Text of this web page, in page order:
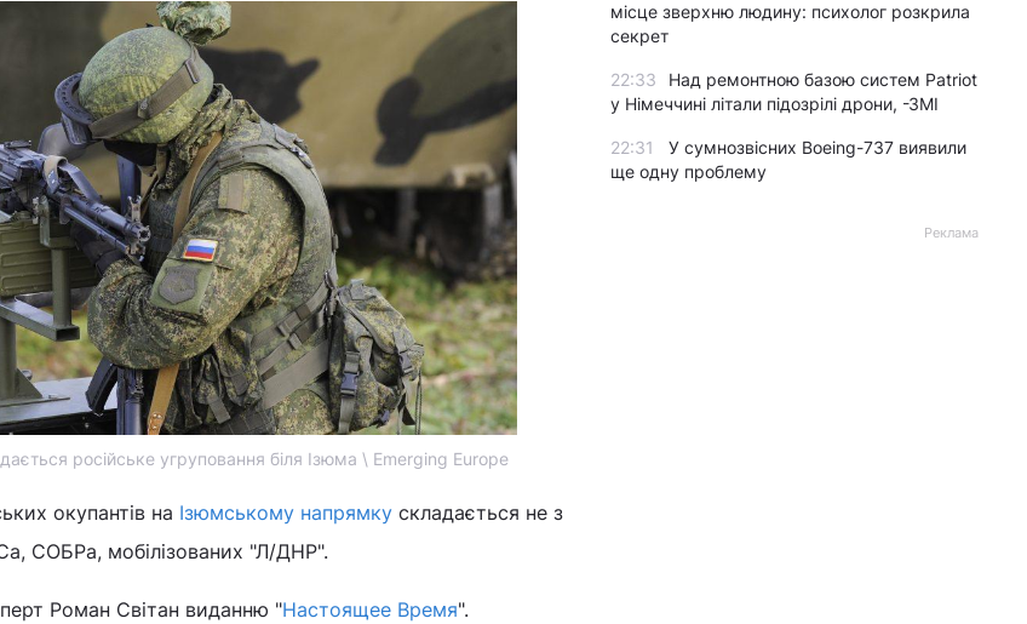
російське угруповання біля Ізюма \ Emerging Europe
окупантів на Ізюмському напрямку складається не з
СОБРа, мобілізованих "Л/ДНР".
Роман Світан виданню "Настоящее Время".
місце зверхню людину: психолог розкрила
секрет
22:33
Над ремонтною базою систем Patriot
у Німеччині літали підозрілі дрони, -ЗМІ
22:31
У сумнозвісних Boeing-737 виявили
ще одну проблему
Реклама